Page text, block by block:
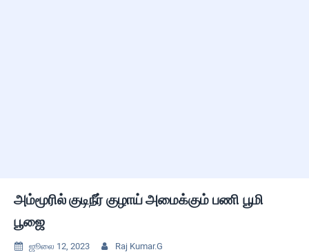
அம்மூரில் குடிநீர் குழாய் அமைக்கும் பணி பூமி
பூஜை
 ஜூலை 12, 2023  Raj Kumar.G